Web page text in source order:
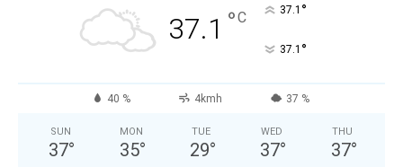
37.1 °C 37.1 °
37.1 °
40 % 4kmh 37 %
SUN
37°
MON
35°
TUE
29°
WED
37°
THU
37°